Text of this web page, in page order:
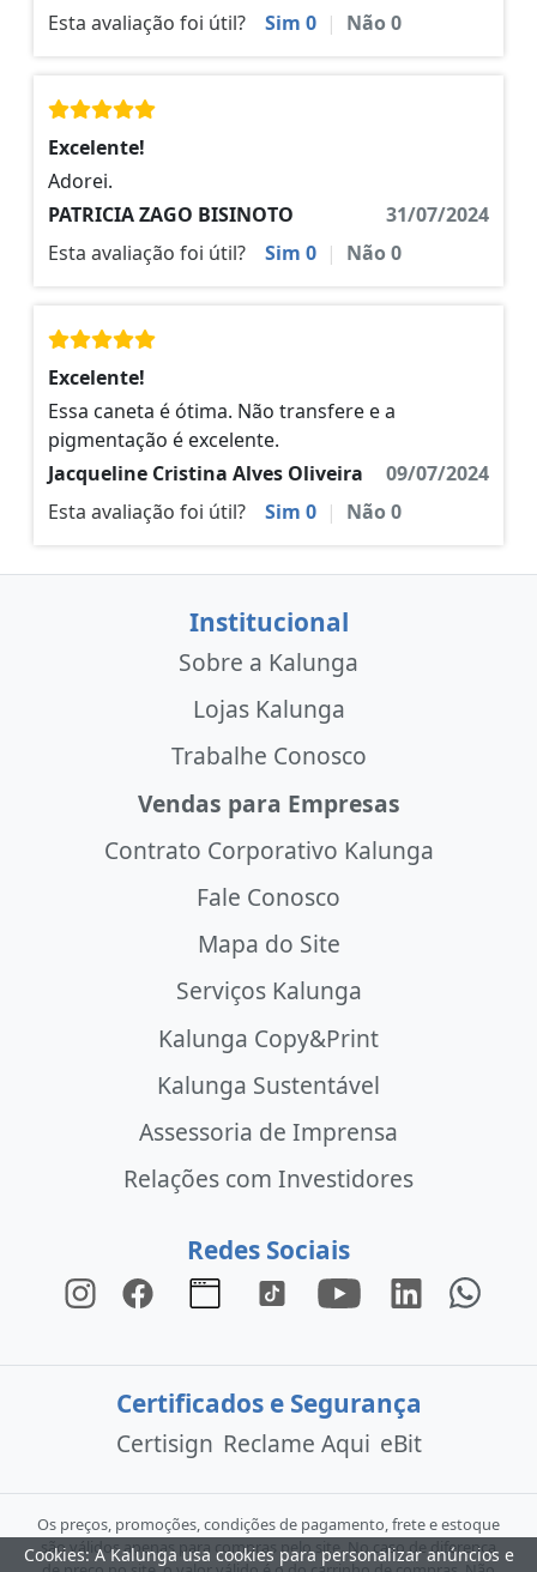
Esta avaliação foi útil?
Sim 0 | Não0
Excelente!
Adorei.
PATRICIA ZAGO BISINOTO
31/07/2024
Esta avaliação foi útil?
Sim 0 | Não0
Excelente!
Essa caneta é ótima. Não transfere e a
pigmentação é excelente.
Jacqueline Cristina Alves Oliveira
09/07/2024
Esta avaliação foi útil?
Sim 0 | Não0
Institucional
Sobre a Kalunga
Lojas Kalunga
Trabalhe Conosco
Vendas para Empresas
Contrato Corporativo Kalunga
Fale Conosco
Mapa do Site
Serviços Kalunga
Kalunga Copy&Print
Kalunga Sustentável
Assessoria de Imprensa
Relações com Investidores
Redes Sociais
Certificados e Segurança
Certisign Reclame Aqui eBit
Os preços, promoções, condições de pagamento, frete e estoque
são válidos apenas para compras pelo site. No caso de diferença
Cookies: A Kalunga usa cookies para personalizar anúncios e